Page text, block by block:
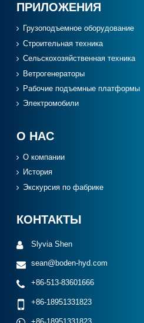
ПРИЛОЖЕНИЯ
Грузоподъемное оборудование
Cтроительная техника
Сельскохозяйственная техника
Ветрогенераторы
Рабочие подъемные платформы
Электромобили
О НАС
О компании
История
Экскурсия по фабрике
КОНТАКТЫ
Slyvia Shen
sean@boden-hyd.com
+86-513-83601666
+86-18951331823